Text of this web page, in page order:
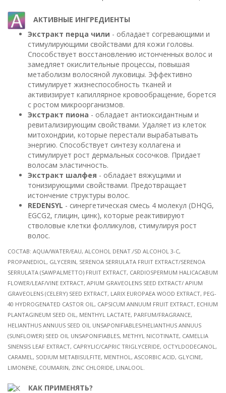
АКТИВНЫЕ ИНГРЕДИЕНТЫ
Экстракт перца чили - обладает согревающими и
стимулирующими свойствами для кожи головы.
Способствует восстановлению истонченных волос и
замедляет окислительные процессы, повышая
метаболизм волосяной луковицы. Эффективно
стимулирует жизнеспособность тканей и
активизирует капиллярное кровообращение, борется
с ростом микроорганизмов.
Экстракт пиона - обладает антиоксидантным и
ревитализирующим свойствами. Удаляет из клеток
митохондрии, которые перестали вырабатывать
энергию. Способствует синтезу коллагена и
стимулирует рост дермальных сосочков. Придает
волосам эластичность.
Экстракт шалфея - обладает вяжущими и
тонизирующими свойствами. Предотвращает
истончение структуры волос.
REDENSYL - синергетическая смесь 4 молекул (DHQG,
EGCG2, глицин, цинк), которые реактивируют
стволовые клетки фолликулов, стимулируя рост
волос.
СОСТАВ: AQUA/WATER/EAU, ALCOHOL DENAT./SD ALCOHOL 3-C,
PROPANEDIOL, GLYCERIN, SERENOA SERRULATA FRUIT EXTRACT/SERENOA
SERRULATA (SAWPALMETTO) FRUIT EXTRACT, CARDIOSPERMUM HALICACABUM
FLOWER/LEAF/VINE EXTRACT, APIUM GRAVEOLENS SEED EXTRACT/ APIUM
GRAVEOLENS (CELERY) SEED EXTRACT, LARIX EUROPAEA WOOD EXTRACT, PEG-
40 HYDROGENATED CASTOR OIL, CAPSICUM ANNUUM FRUIT EXTRACT, ECHIUM
PLANTAGINEUM SEED OIL, MENTHYL LACTATE, PARFUM/FRAGRANCE,
HELIANTHUS ANNUUS SEED OIL UNSAPONIFIABLES/HELIANTHUS ANNUUS
(SUNFLOWER) SEED OIL UNSAPONIFIABLES, METHYL NICOTINATE, CAMELLIA
SINENSIS LEAF EXTRACT, CAPRYLIC/CAPRIC TRIGLYCERIDE, OCTYLDODECANOL,
CARAMEL, SODIUM METABISULFITE, MENTHOL, ASCORBIC ACID, GLYCINE,
LIMONENE, COUMARIN, ZINC CHLORIDE, LINALOOL.
КАК ПРИМЕНЯТЬ?